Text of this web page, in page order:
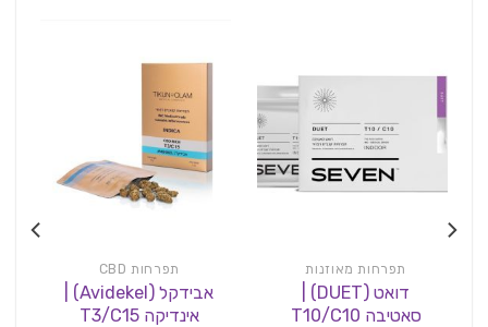
תפרחות מאוזנות
דואט (DUET) |
סאטיבה T10/C10
תפרחות CBD
אבידקל (Avidekel) |
אינדיקה T3/C15